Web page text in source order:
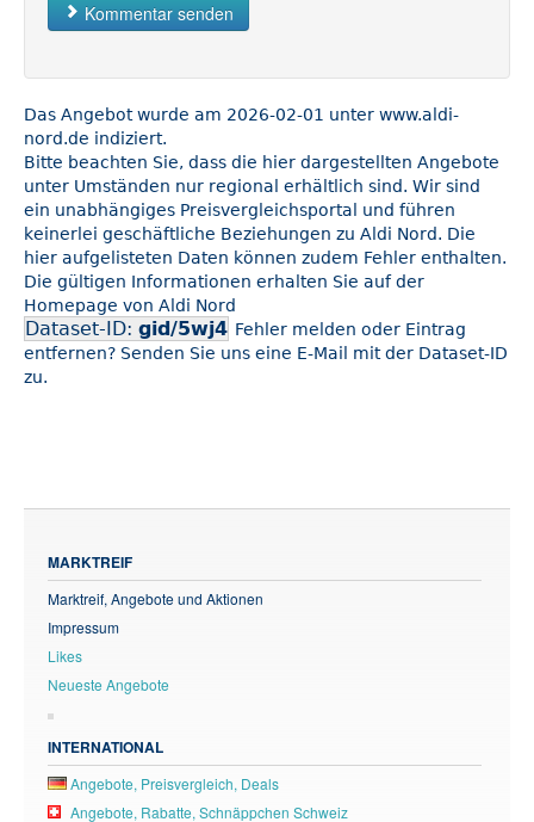
Kommentar senden
Das Angebot wurde am 2026-02-01 unter www.aldi-
nord.de indiziert.
Bitte beachten Sie, dass die hier dargestellten Angebote
unter Umständen nur regional erhältlich sind. Wir sind
ein unabhängiges Preisvergleichsportal und führen
keinerlei geschäftliche Beziehungen zu Aldi Nord. Die
hier aufgelisteten Daten können zudem Fehler enthalten.
Die gültigen Informationen erhalten Sie auf der
Homepage von Aldi Nord
Dataset-ID: gid/5wj4 Fehler melden oder Eintrag
entfernen? Senden Sie uns eine E-Mail mit der Dataset-ID
zu.
MARKTREIF
Marktreif, Angebote und Aktionen
Impressum
Likes
Neueste Angebote
INTERNATIONAL
Angebote, Preisvergleich, Deals
Angebote, Rabatte, Schnäppchen Schweiz